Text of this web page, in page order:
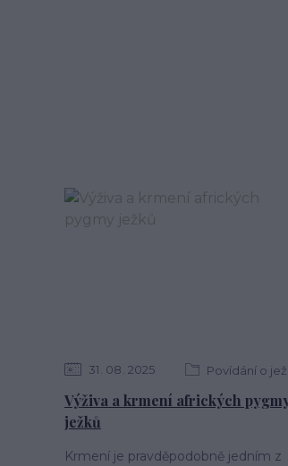
31 08 2025 Povídání o
Výživa a krmení afrických
ježků
Krmení je pravděpodobně jedním z